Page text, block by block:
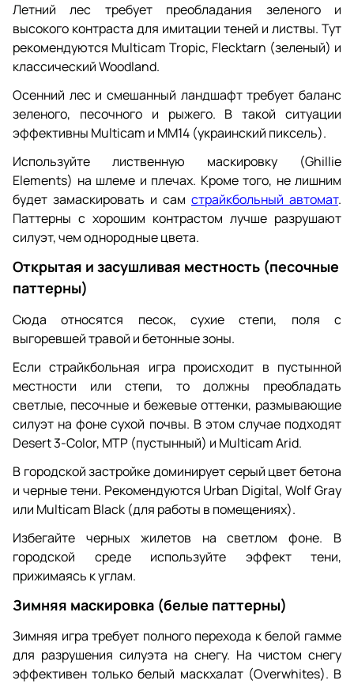
Летний лес требует преобладания зеленого и
высокого контраста для имитации теней и листвы. Тут
рекомендуются Multicam Tropic, Flecktarn (зеленый) и
классический Woodland.
Осенний лес и смешанный ландшафт требует баланс
зеленого, песочного и рыжего. В такой ситуации
эффективны Multicam и MM14 (украинский пиксель).
Используйте лиственную маскировку (Ghillie
Elements) на шлеме и плечах. Кроме того, не лишним
будет замаскировать и сам страйкбольный автомат.
Паттерны с хорошим контрастом лучше разрушают
силуэт, чем однородные цвета.
Открытая и засушливая местность (песочные
паттерны)
Сюда относятся песок, сухие степи, поля с
выгоревшей травой и бетонные зоны.
Если страйкбольная игра происходит в пустынной
местности или степи, то должны преобладать
светлые, песочные и бежевые оттенки, размывающие
силуэт на фоне сухой почвы. В этом случае подходят
Desert 3-Color, MTP (пустынный) и Multicam Arid.
В городской застройке доминирует серый цвет бетона
и черные тени. Рекомендуются Urban Digital, Wolf Gray
или Multicam Black (для работы в помещениях).
Избегайте черных жилетов на светлом фоне. В
городской среде используйте эффект тени,
прижимаясь к углам.
Зимняя маскировка (белые паттерны)
Зимняя игра требует полного перехода к белой гамме
для разрушения силуэта на снегу. На чистом снегу
эффективен только белый маскхалат (Overwhites). В